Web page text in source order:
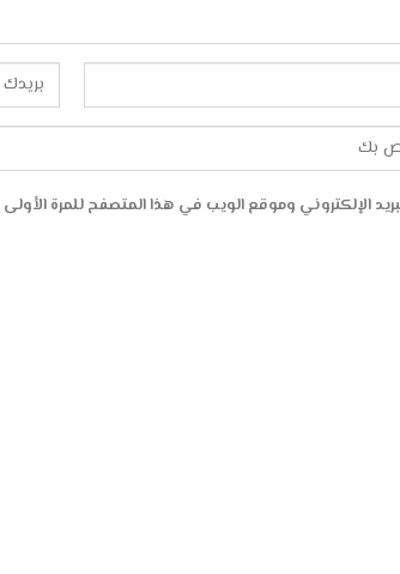
الإلكتروني وموقع الويب في هذا المتصفح للمرة